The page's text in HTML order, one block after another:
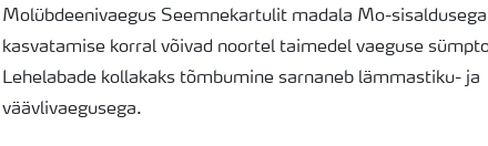
Molübdeenivaegus Seemnekartulit madala Mo-
kasvatamise korral võivad noortel taimedel vaeguse
Lehelabade kollakaks tõmbumine sarnaneb lämmastiku- ja
väävlivaegusega.